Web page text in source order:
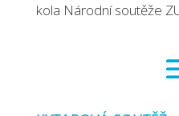
kola Národní soutěže